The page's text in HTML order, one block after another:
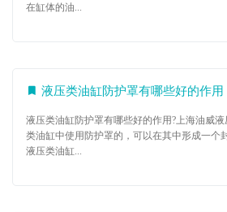
在缸体的油...
液压类油缸防护罩有哪些好的作用
液压类油缸防护罩有哪些好的作用?上海油威
类油缸中使用防护罩的，可以在其中形成一个
液压类油缸...